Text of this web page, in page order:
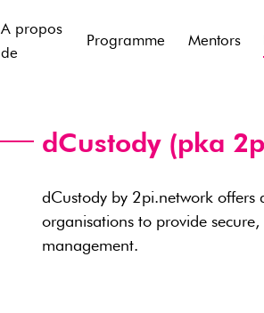
A propos
de
Programme Mentors
dCustody (pka
dCustody by 2pi.network offers
organisations to provide
management.